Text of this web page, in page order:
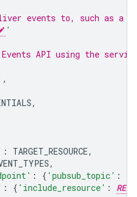
events to, such as a
'
API using the
,
,
: TARGET_RESOURCE,
,
: { 'pubsub_topic' :
: { 'include_resource' :